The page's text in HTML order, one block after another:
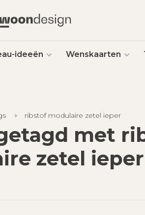
ideeën Wenskaarten
ribstof modulaire zetel ieper
met
zetel ieper